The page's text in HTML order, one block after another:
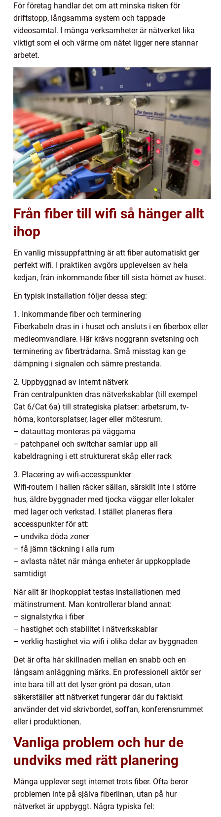
För företag handlar det om att minska risken för
driftstopp, långsamma system och tappade
videosamtal. I många verksamheter är nätverket lika
viktigt som el och värme om nätet ligger nere stannar
arbetet.
Från fiber till wifi så hänger allt
ihop
En vanlig missuppfattning är att fiber automatiskt ger
perfekt wifi. I praktiken avgörs upplevelsen av hela
kedjan, från inkommande fiber till sista hörnet av huset.
En typisk installation följer dessa steg:
1. Inkommande fiber och terminering
Fiberkabeln dras in i huset och ansluts i en fiberbox eller
medieomvandlare. Här krävs noggrann svetsning och
terminering av fibertrådarna. Små misstag kan ge
dämpning i signalen och sämre prestanda.
2. Uppbyggnad av internt nätverk
Från centralpunkten dras nätverkskablar (till exempel
Cat 6/Cat 6a) till strategiska platser: arbetsrum, tv-
hörna, kontorsplatser, lager eller mötesrum.
– datauttag monteras på väggarna
– patchpanel och switchar samlar upp all
kabeldragning i ett strukturerat skåp eller rack
3. Placering av wifi-accesspunkter
Wifi-routern i hallen räcker sällan, särskilt inte i större
hus, äldre byggnader med tjocka väggar eller lokaler
med lager och verkstad. I stället planeras flera
accesspunkter för att:
– undvika döda zoner
– få jämn täckning i alla rum
– avlasta nätet när många enheter är uppkopplade
samtidigt
När allt är ihopkopplat testas installationen med
mätinstrument. Man kontrollerar bland annat:
– signalstyrka i fiber
– hastighet och stabilitet i nätverkskablar
– verklig hastighet via wifi i olika delar av byggnaden
Det är ofta här skillnaden mellan en snabb och en
långsam anläggning märks. En professionell aktör ser
inte bara till att det lyser grönt på dosan, utan
säkerställer att nätverket fungerar där du faktiskt
använder det vid skrivbordet, soffan, konferensrummet
eller i produktionen.
Vanliga problem och hur de
undviks med rätt planering
Många upplever segt internet trots fiber. Ofta beror
problemen inte på själva fiberlinan, utan på hur
nätverket är uppbyggt. Några typiska fel: